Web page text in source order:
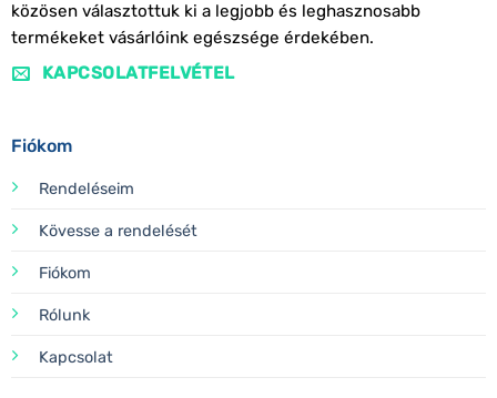
közösen választottuk ki a legjobb és leghasznosabb
termékeket vásárlóink egészsége érdekében.
KAPCSOLATFELVÉTEL
Fiókom
Rendeléseim
Kövesse a rendelését
Fiókom
Rólunk
Kapcsolat